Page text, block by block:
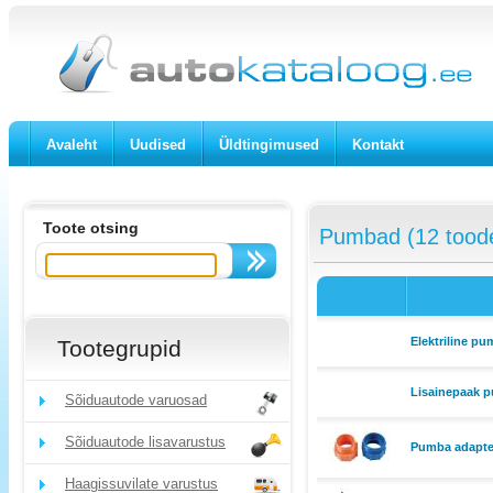
Avaleht Uudised Üldtingimused Kontakt
Toote otsing
Tootegrupid
Sõiduautode varuosad
Sõiduautode lisavarustus
Haagissuvilate varustus
Pumbad (12
Elektriline
Lisainepaak
Pumba